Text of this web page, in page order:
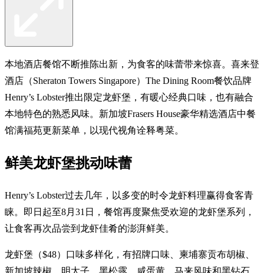
本地酒店餐馆不断推陈出新，为食客的味蕾带来惊喜。喜来登
酒店（Sheraton Towers Singapore）The Dining Room餐饮品牌
Henry’s Lobster推出限定龙虾堡，有暖心经典口味，也有融合
本地特色的熟悉风味。新加坡Frasers House豪华精选酒店中餐
馆满福苑更新菜单，以现代视角诠释粤菜。
鲜美龙虾堡挑动味蕾
Henry’s Lobster过去几年，以多变的时令龙虾料理赢得食客青
睐。即日起至8月31日，餐馆再度聚焦受欢迎的龙虾堡系列，
让食客再次品尝到龙虾佳肴的澎湃鲜美。
龙虾堡（$48）口味多样化，有招牌口味、柬埔寨贡布胡椒、